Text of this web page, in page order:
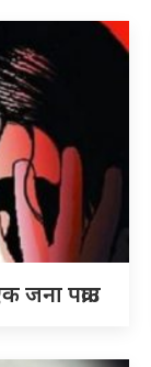
पक्राउ